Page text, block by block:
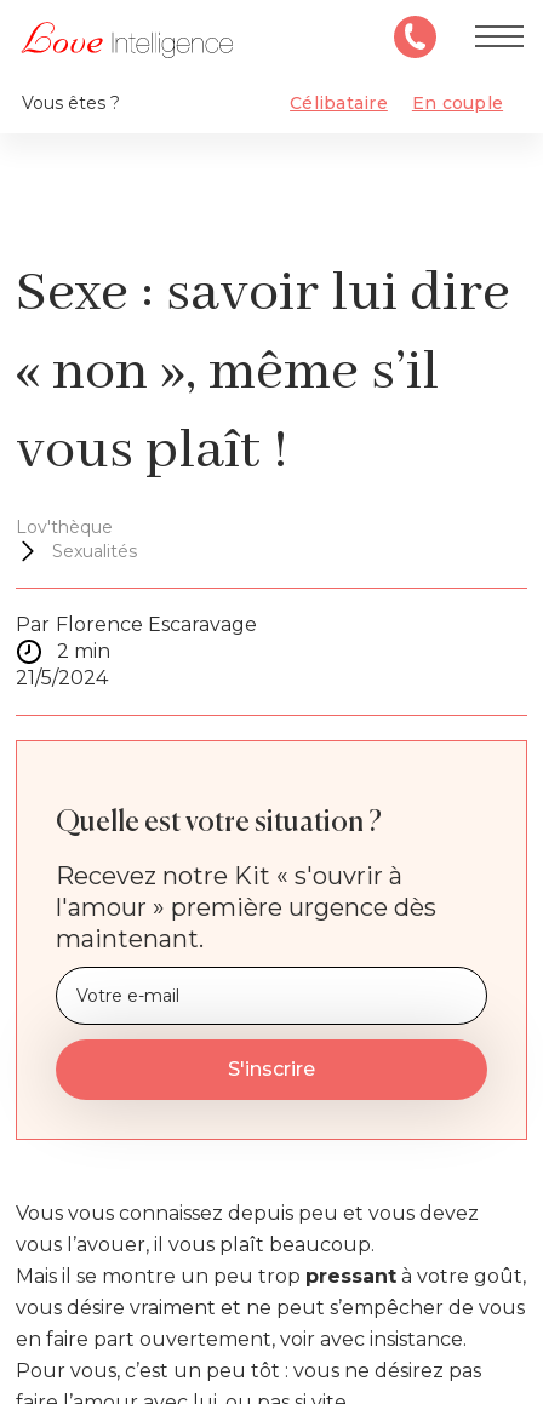
Vous êtes ? Célibataire En couple
Sexe : savoir lui dire
« non », même s’il
vous plaît !
Lov'thèque
Sexualités
Par Florence Escaravage
2 min
21/5/2024
Quelle est votre situation ?
Recevez notre Kit « s'ouvrir à
l'amour » première urgence dès
maintenant.
Vous vous connaissez depuis peu et vous devez
vous l’avouer, il vous plaît beaucoup.
Mais il se montre un peu trop pressant à votre goût,
vous désire vraiment et ne peut s’empêcher de vous
en faire part ouvertement, voir avec insistance.
Pour vous, c’est un peu tôt : vous ne désirez pas